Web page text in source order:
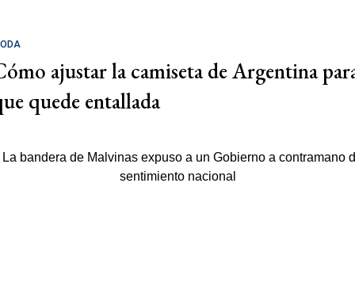
ajustar la camiseta de Argentina
quede entallada